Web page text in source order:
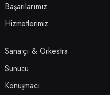
Başarılarımız
Hizmetlerimiz
Sanatçı & Orkestra
Sunucu
Konuşmacı